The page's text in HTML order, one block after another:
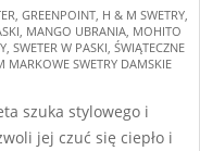
GREENPOINT H & M SWETRY
MANGO UBRANIA MOHITO
SWETER W PASKI ŚWIĄTECZNE
MARKOWE SWETRY DAMSKIE
szuka stylowego i
jej czuć się ciepło i